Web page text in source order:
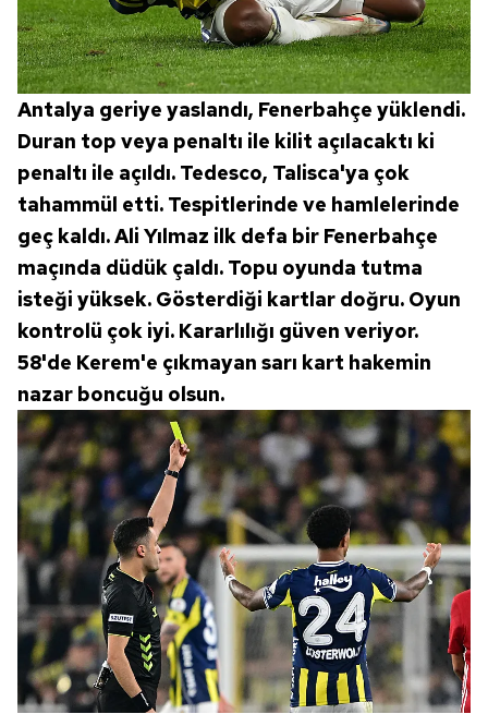
Antalya geriye yaslandı, Fenerbahçe yüklendi.
Duran top veya penaltı ile kilit açılacaktı ki
penaltı ile açıldı. Tedesco, Talisca'ya çok
tahammül etti. Tespitlerinde ve hamlelerinde
geç kaldı. Ali Yılmaz ilk defa bir Fenerbahçe
maçında düdük çaldı. Topu oyunda tutma
isteği yüksek. Gösterdiği kartlar doğru. Oyun
kontrolü çok iyi. Kararlılığı güven veriyor.
58'de Kerem'e çıkmayan sarı kart hakemin
nazar boncuğu olsun.